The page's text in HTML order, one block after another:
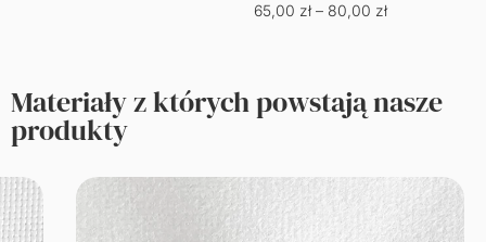
65,00 zł – 80,00 zł
Materiały z których powstają nasze
produkty